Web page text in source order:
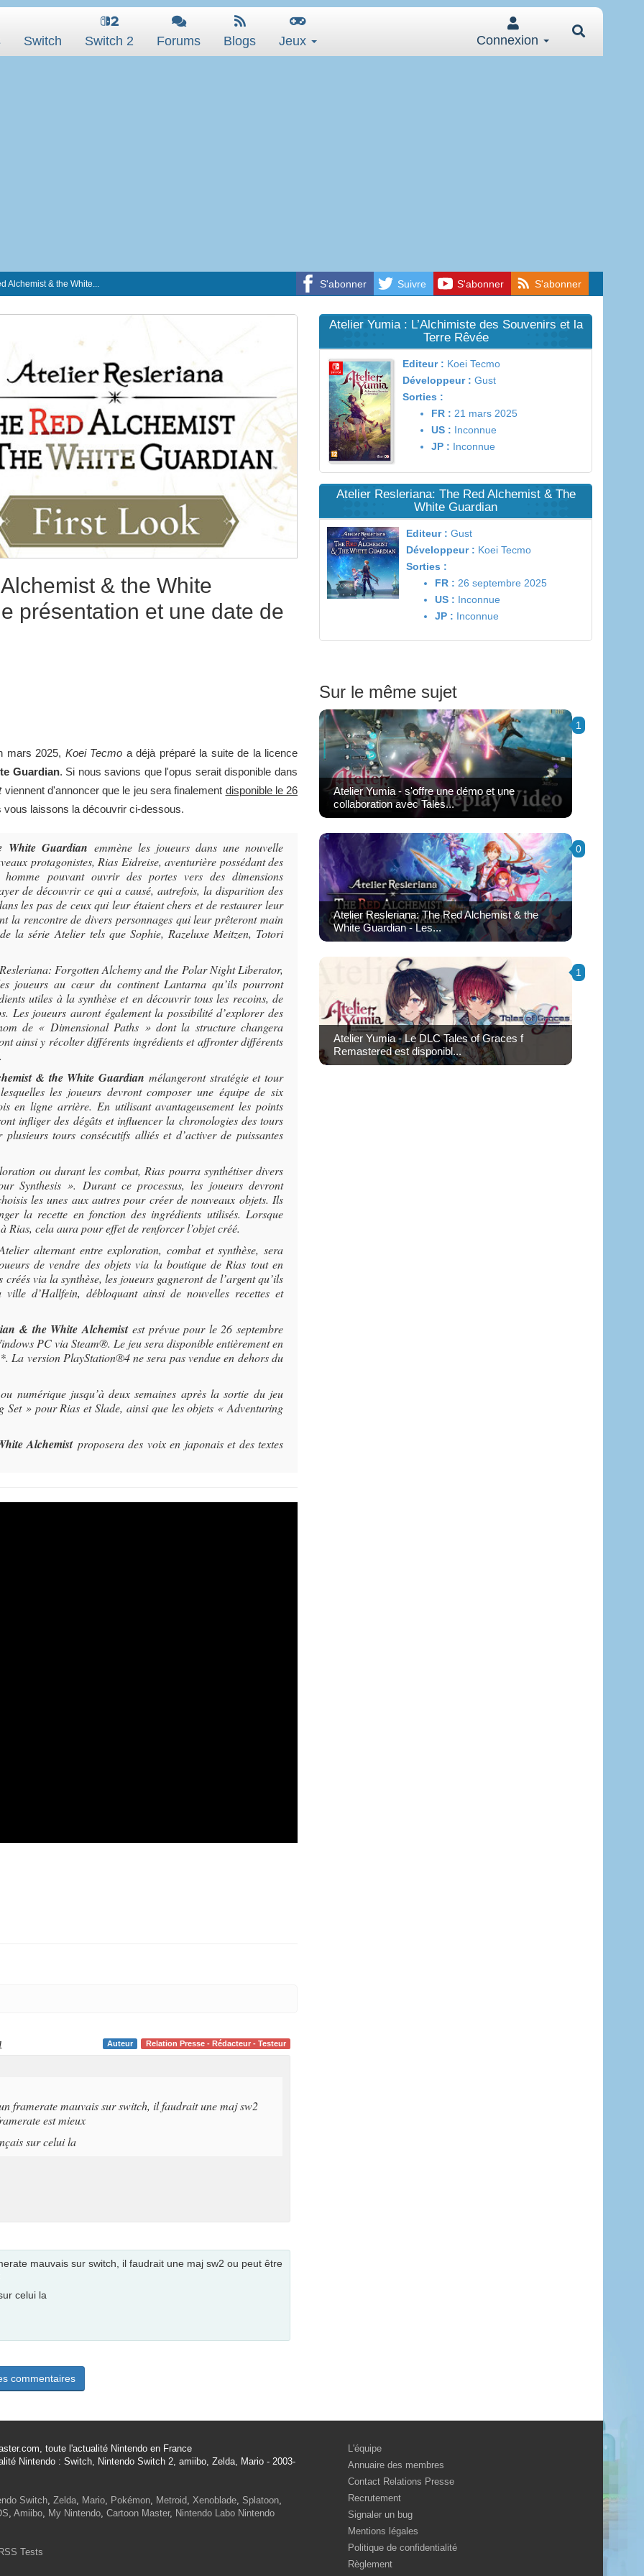
Switch Switch 2 Forums Blogs Jeux Connexion
S'abonner Suivre S'abonner S'abonner
Alchemist & the White...
& the White
présentation et une date de
mars 2025, Koei Tecmo a déjà préparé la suite de la licence
Guardian. Si nous savions que l'opus serait disponible dans
viennent d'annoncer que le jeu sera finalement disponible le 26
vous laissons la découvrir ci-dessous.
White Guardian emmène les joueurs dans une nouvelle
protagonistes, Rias Eidreise, aventurière possédant des
pouvant ouvrir des portes vers des dimensions
de découvrir ce qui a causé, autrefois, la disparition des
les pas de ceux qui leur étaient chers et de restaurer leur
la rencontre de divers personnages qui leur prêteront main
la série Ateliertels que Sophie, Razeluxe Meitzen, Totori
Forgotten Alchemy and the Polar Night Liberator,
joueurs au cœur du continent Lantarna qu’ils pourront
utiles à la synthèse et en découvrir tous les recoins, de
Les joueurs auront également la possibilité d’explorer des
de « Dimensional Paths » dont la structure changera
ainsi y récolter différents ingrédients et affronter différents
& the White Guardianmélangeront stratégie et tour
les joueurs devront composer une équipe de six
en ligne arrière. En utilisant avantageusement les points
infliger des dégâts et influencer la chronologies des tours
tours consécutifs alliés et d’activer de puissantes
ou durant les combat, Rias pourra synthétiser divers
Synthesis ». Durant ce processus, les joueurs devront
les unes aux autres pour créer de nouveaux objets. Ils
la recette en fonction des ingrédients utilisés. Lorsque
Rias, cela aura pour effet de renforcer l’objet créé.
alternant entre exploration, combat et synthèse, sera
de vendre des objets via la boutique de Rias tout en
via la synthèse, les joueurs gagneront de l’argent qu’ils
d’Hallfein, débloquant ainsi de nouvelles recettes et
& the White Alchemistest prévue pour le 26 septembre
PC via Steam®. Le jeu sera disponible entièrement en
La version PlayStation®4 ne sera pas vendue en dehors du
numérique jusqu’à deux semaines après la sortie du jeu
Set » pour Rias et Slade, ainsi que les objets « Adventuring
Alchemistproposera des voix en japonais et des textes
Relation Presse - Rédacteur - Testeur
Auteur
framerate mauvais sur switch, il faudrait une maj sw2
est mieux
sur celui la
mauvais sur switch, il faudrait une maj sw2 ou peut être
celui la
commentaires
Atelier Yumia : L’Alchimiste des Souvenirs et la
Terre Rêvée
Editeur : Koei Tecmo
Développeur : Gust
Sorties :
FR : 21 mars 2025
US : Inconnue
JP : Inconnue
Atelier Resleriana: The Red Alchemist & The
White Guardian
Editeur : Gust
Développeur : Koei Tecmo
Sorties :
FR : 26 septembre 2025
US : Inconnue
JP : Inconnue
Sur le même sujet
1
Atelier Yumia - s'offre une démo et une
collaboration avec Tales...
0
Atelier Resleriana: The Red Alchemist & the
White Guardian - Les...
1
Atelier Yumia - Le DLC Tales of Graces f
Remastered est disponibl...
toute l'actualité Nintendo en France
Nintendo : Switch, Nintendo Switch 2, amiibo, Zelda, Mario - 2003-
Switch, Zelda, Mario, Pokémon, Metroid, Xenoblade, Splatoon,
, Amiibo, My Nintendo, Cartoon Master, Nintendo Labo Nintendo
RSS Tests
L'équipe
Annuaire des membres
Contact Relations Presse
Recrutement
Signaler un bug
Mentions légales
Politique de confidentialité
Règlement